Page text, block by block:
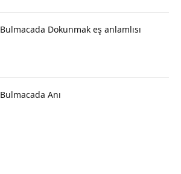
Bulmacada Dokunmak eş anlamlısı
Bulmacada Anı